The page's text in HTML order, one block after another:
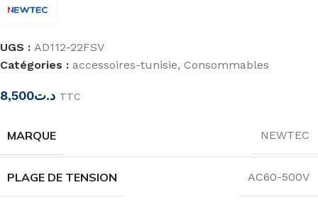
UGS : AD112-22FSV
Catégories : accessoires-tunisie, Consommables
د.ت8,500 TTC
MARQUE NEWTEC
PLAGE DE TENSION AC60-500V